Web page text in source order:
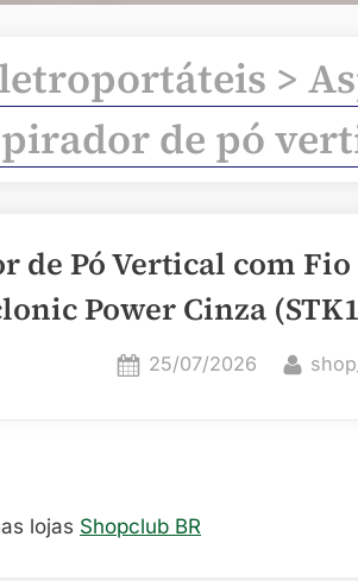
>
de pó
de Pó Vertical com
Power Cinza
Posted
25/07/2026 By
lojas Shopclub BR